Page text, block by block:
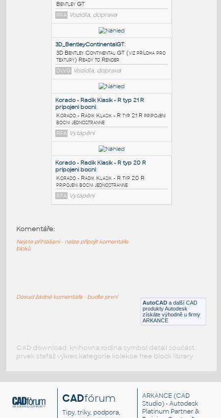
PODOBNÉ BLOKY
Bentley_GT_-_Car:
Bentley GT
RFA Vozidla, doprava
3D_BentleyContinentalGT
3D Bentley Continental GT (viz příloha pro
textury) Ready to Render
DWG Vozidla, doprava
Korado - Radik Klasik - R typ 21 R
RFA
Vytápění
pripojeni bocni jednostranneAutoCAD a další CAD
produkty Autodesk
získáte výhodně u firmy
ARKANCE
Komentáře:
Nejste přihlášeni - nelze připojit komentáře
bloků
Dosud žádné komentáře - buďte první
CAD download: knihovna rodina symbol detail součást
prvek stafáž výkres kategorie kolekce free block library
CADfórum
Tipy, triky, podpora,
ARKANCE (CAD
Studio) - Autodesk
Platinum Partner &